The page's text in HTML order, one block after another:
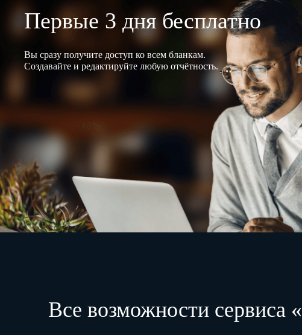
3.
(в
Имя
(при
ИНН
Первые 3 дня бесплатно
Вы сразу получите доступ ко всем бланкам.
Создавайте и редактируйте любую отчётность.
Все возможности сервиса